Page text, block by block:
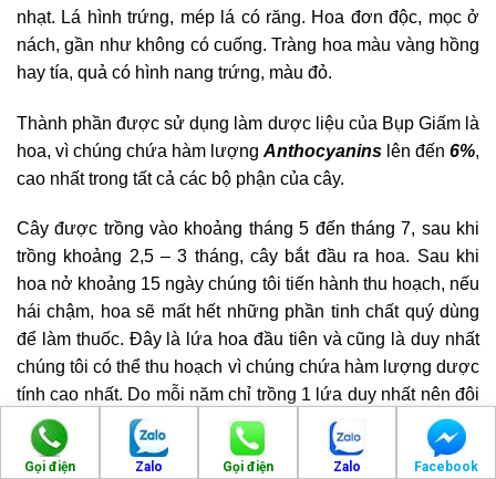
Gọi điện Zalo Gọi điện Zalo Facebook
nhạt. Lá hình trứng, mép lá có răng. Hoa đơn độc, mọc ở
nách, gần như không có cuống. Tràng hoa màu vàng hồng
hay tía, quả có hình nang trứng, màu đỏ.
Thành phần được sử dụng làm dược liệu của Bụp Giấm là
hoa, vì chúng chứa hàm lượng Anthocyanins lên đến 6%,
cao nhất trong tất cả các bộ phận của cây.
Cây được trồng vào khoảng tháng 5 đến tháng 7, sau khi
trồng khoảng 2,5 – 3 tháng, cây bắt đầu ra hoa. Sau khi
hoa nở khoảng 15 ngày chúng tôi tiến hành thu hoạch, nếu
hái chậm, hoa sẽ mất hết những phần tinh chất quý dùng
để làm thuốc. Đây là lứa hoa đầu tiên và cũng là duy nhất
chúng tôi có thể thu hoạch vì chúng chứa hàm lượng dược
tính cao nhất. Do mỗi năm chỉ trồng 1 lứa duy nhất nên đôi
khi không đủ dược liệu để sản xuất thuốc, phải chờ đến
mùa vụ năm sau.